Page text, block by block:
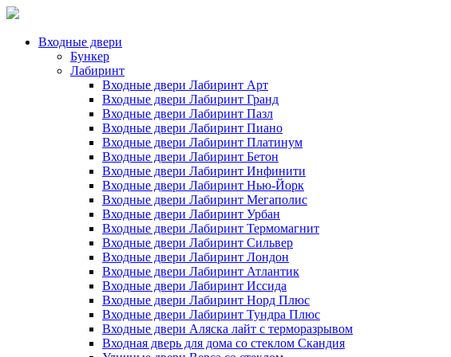
Входные двери
Бункер
Лабиринт
Входные двери Лабиринт Арт
Входные двери Лабиринт Гранд
Входные двери Лабиринт Пазл
Входные двери Лабиринт Пиано
Входные двери Лабиринт Платинум
Входные двери Лабиринт Бетон
Входные двери Лабиринт Инфинити
Входные двери Лабиринт Нью-Йорк
Входные двери Лабиринт Мегаполис
Входные двери Лабиринт Урбан
Входные двери Лабиринт Термомагнит
Входные двери Лабиринт Сильвер
Входные двери Лабиринт Лондон
Входные двери Лабиринт Атлантик
Входные двери Лабиринт Иссида
Входные двери Лабиринт Норд Плюс
Входные двери Лабиринт Тундра Плюс
Входные двери Аляска лайт с терморазрывом
Входная дверь для дома со стеклом Скандия